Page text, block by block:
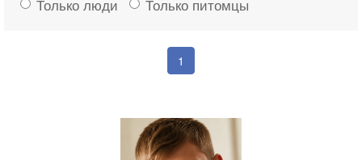
Только люди Только питомцы
1